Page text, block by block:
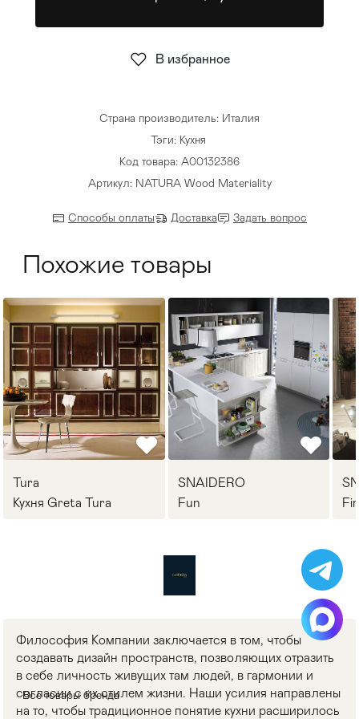
Стулья >
Страна производитель: Италия
Тэги: Кухня
Код товара: А00132386
Артикул: NATURA Wood Materiality
Способы оплаты Доставка Задать вопрос
В избранное
Похожие товары
Tura
Кухня Greta Tura
SNAIDERO
Fun
Философия Компании заключается в том, чтобы
создавать дизайн пространств, позволяющих отразить
в себе личность живущих там людей, в гармонии и
согласии с их стилем жизни. Наши усилия направлены
на то, чтобы традиционное понятие кухни расширилось
Все товары бренда